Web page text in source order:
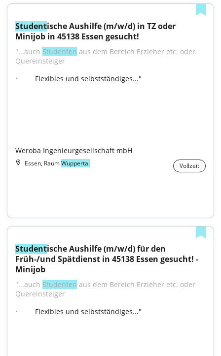
Studentische Aushilfe (m/w/d) in TZ oder
Minijob in 45138 Essen gesucht!
"...auch Studenten aus dem Bereich Erzieher etc. oder
·         Flexibles und selbstständiges..."
Weroba Ingenieurgesellschaft mbH
Essen, RaumWuppertal Vollzeit
Studentische Aushilfe (m/w/d) für den
Früh-/und Spätdienst in 45138 Essen gesucht! -
Minijob
"...auch Studenten aus dem Bereich Erzieher etc. oder
·         Flexibles und selbstständiges..."